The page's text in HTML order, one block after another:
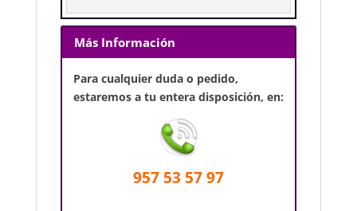
Más Información
Para cualquier duda o pedido,
estaremos a tu entera disposición, en:
957 53 57 97